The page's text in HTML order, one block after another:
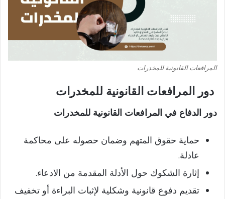
المرافعات القانونية للمخدرات
دور المرافعات القانونية للمخدرات
دور الدفاع في المرافعات القانونية للمخدرات
حماية حقوق المتهم وضمان حصوله على محاكمة
عادلة.
إثارة الشكوك حول الأدلة المقدمة من الادعاء.
تقديم دفوع قانونية وشكلية لإثبات البراءة أو تخفيف